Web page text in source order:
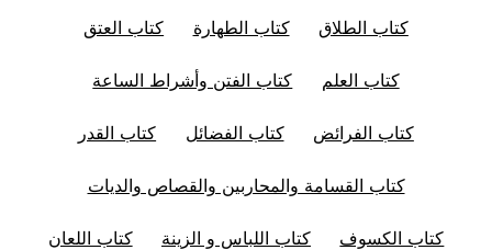
كتاب الطلاق كتاب الطهارة كتاب العتق
كتاب العلم كتاب الفتن وأشراط الساعة
كتاب الفرائض كتاب الفضائل كتاب القدر
كتاب القسامة والمحاربين والقصاص والديات
كتاب الكسوف كتاب اللباس و الزينة كتاب اللعان